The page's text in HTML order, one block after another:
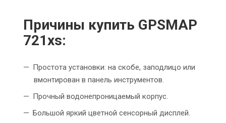
Причины купить GPSMAP
721xs:
Простота установки: на скобе, заподлицо или
вмонтирован в панель инструментов.
Прочный водонепроницаемый корпус.
Большой яркий цветной сенсорный дисплей.